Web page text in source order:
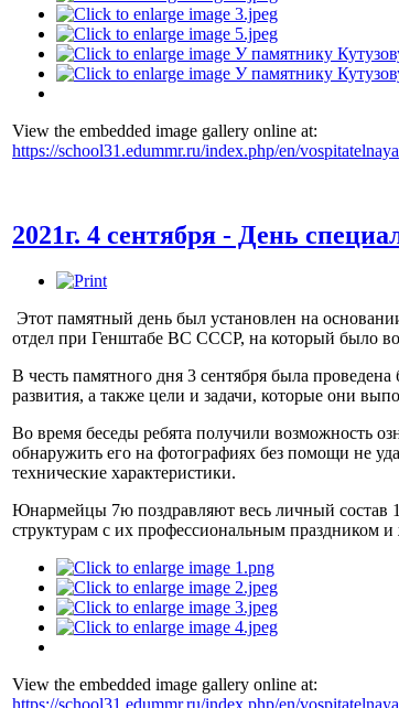
View the embedded image gallery online at:
https://school31.edummr.ru/index.php/en/
2021г. 4 сентября - День
Этот памятный день был установлен на
отдел при Генштабе ВС СССР, на который было
В честь памятного дня 3 сентября была
развития, а также цели и задачи, которые они
Во время беседы ребята получили возможность
обнаружить его на фотографиях без помощи не
технические характеристики.
Юнармейцы 7ю поздравляют весь личный состав
структурам с их профессиональным праздником
View the embedded image gallery online at: